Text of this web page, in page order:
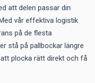
att delen passar din
vår effektiva logistik
på de flesta
stå på pallbockar längre
plocka rätt direkt och få